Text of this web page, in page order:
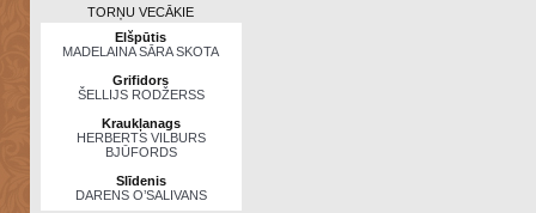
TORŅU VECĀKIE
Elšpūtis
MADELAINA SĀRA SKOTA
Grifidors
ŠELLIJS RODŽERSS
Kraukļanags
HERBERTS VILBURS
BJŪFORDS
Slīdenis
DARENS O’SALIVANS